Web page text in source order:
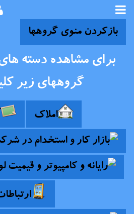
بازکردن منوی گروهها
برای مشاهده دسته
گروههای زیر
املاک